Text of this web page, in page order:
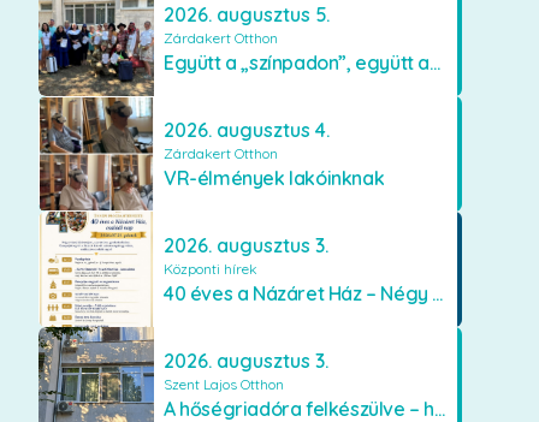
2026. augusztus 5.
Zárdakert Otthon
Együtt a „színpadon”, együtt az élményekért 🎭✨
2026. augusztus 4.
Zárdakert Otthon
VR-élmények lakóinknak
2026. augusztus 3.
Központi hírek
40 éves a Názáret Ház – Négy évtized szeretetben és gondoskodásban
2026. augusztus 3.
Szent Lajos Otthon
A hőségriadóra felkészülve – hűsítő fejlesztések a Szent Lajos Otthonban